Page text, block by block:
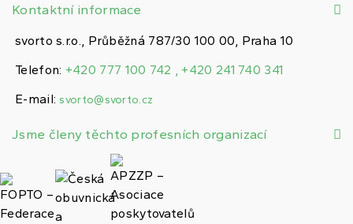
Kontaktní informace
svorto s.r.o., Průběžná 787/30 100 00, Praha 10
Telefon: +420 777 100 742 , +420 241 740 341
E-mail: svorto@svorto.cz
Jsme členy těchto profesních organizací